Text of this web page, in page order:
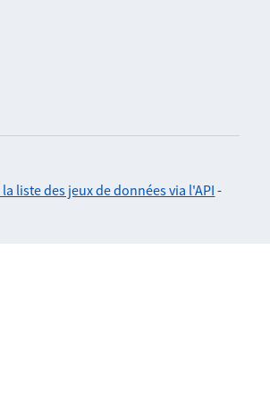
liste des jeux de données via l'API -